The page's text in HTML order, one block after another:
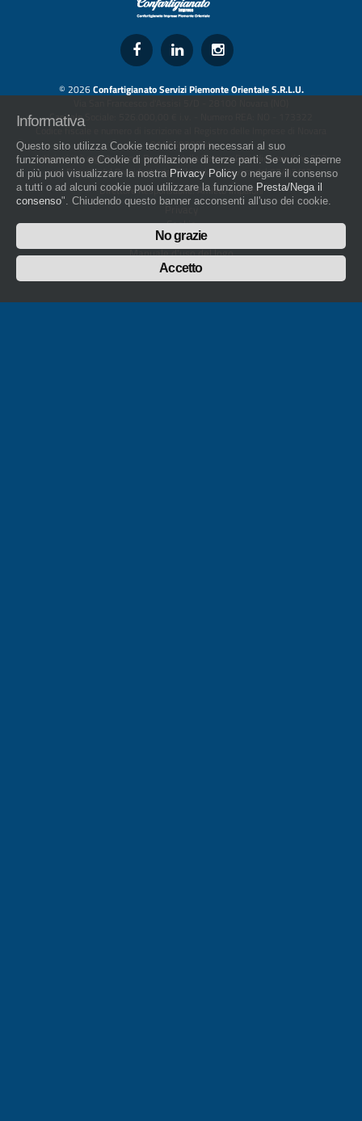
© 2026Confartigianato Servizi Piemonte Orientale S.R.L.U.
Capitale Sociale: 526.000,00 € i.v. - Numero REA: NO - 173322
Codice fiscale e numero di iscrizione al Registro delle Imprese di Novara
01436930034
artigiani.it è registrato nel Registro della Stampa Periodica con il nr. 562
con Decreto del Presidente del Tribunale di Novara del 07/03/13
Direttore Responsabile: Amleto Impaloni
Privacy
Cookie
Whistleblowing
Manuale d'uso del logo
Policy sulla Parità di genere
Informativa
Questo sito utilizza Cookie tecnici propri necessari al suo
funzionamento e Cookie di profilazione di terze parti. Se vuoi saperne
di più puoi visualizzare la nostra Privacy Policy o negare il consenso
a tutti o ad alcuni cookie puoi utilizzare la funzione Presta/Nega il
consenso". Chiudendo questo banner acconsenti all'uso dei cookie.
No grazie
Accetto